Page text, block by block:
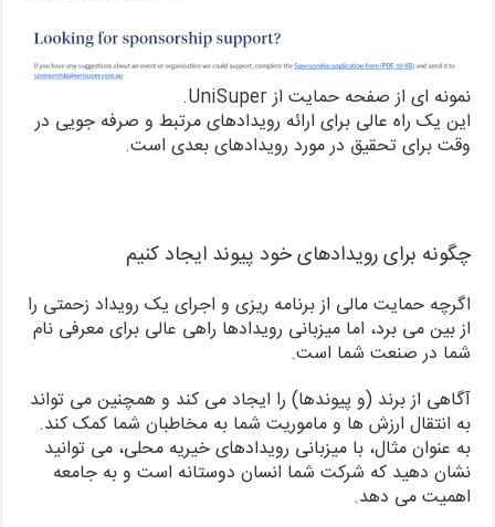
نمونه ای از صفحه حمایت از UniSuper.
این یک راه عالی برای ارائه رویدادهای مرتبط و صرفه جویی در
وقت برای تحقیق در مورد رویدادهای بعدی است.
چگونه برای رویدادهای خود پیوند ایجاد کنیم
اگرچه حمایت مالی از برنامه ریزی و اجرای یک رویداد زحمتی را
از بین می برد، اما میزبانی رویدادها راهی عالی برای معرفی نام
شما در صنعت شما است.
آگاهی از برند (و پیوندها) را ایجاد می کند و همچنین می تواند
به انتقال ارزش ها و ماموریت شما به مخاطبان شما کمک کند.
به عنوان مثال، با میزبانی رویدادهای خیریه محلی، می توانید
نشان دهید که شرکت شما انسان دوستانه است و به جامعه
اهمیت می دهد.